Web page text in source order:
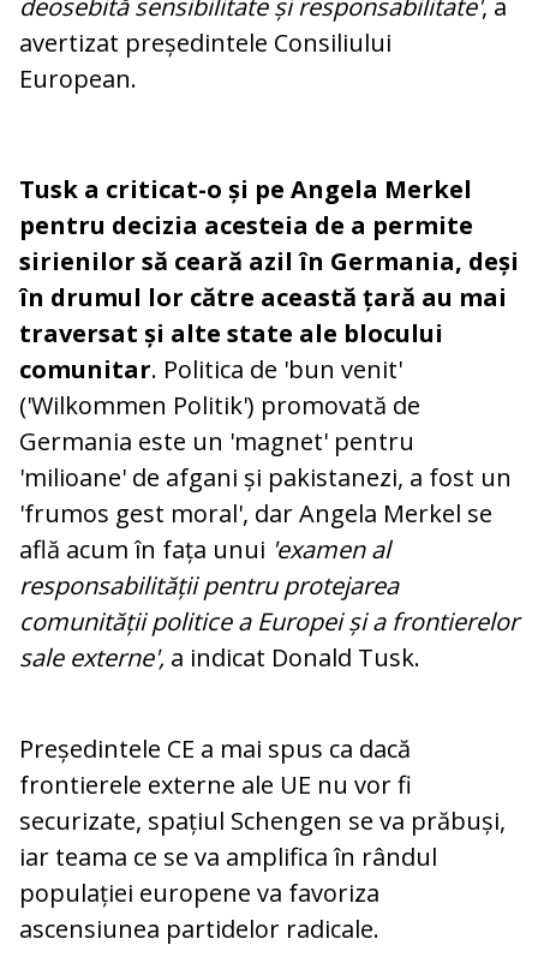
deosebită sensibilitate și responsabilitate', a
avertizat președintele Consiliului
European.
Tusk a criticat-o și pe Angela Merkel
pentru decizia acesteia de a permite
sirienilor să ceară azil în Germania, deși
în drumul lor către această țară au mai
traversat și alte state ale blocului
comunitar. Politica de 'bun venit'
('Wilkommen Politik') promovată de
Germania este un 'magnet' pentru
'milioane' de afgani și pakistanezi, a fost un
'frumos gest moral', dar Angela Merkel se
află acum în fața unui 'examen al
responsabilității pentru protejarea
comunității politice a Europei și a frontierelor
sale externe', a indicat Donald Tusk.
Președintele CE a mai spus ca dacă
frontierele externe ale UE nu vor fi
securizate, spațiul Schengen se va prăbuși,
iar teama ce se va amplifica în rândul
populației europene va favoriza
ascensiunea partidelor radicale.